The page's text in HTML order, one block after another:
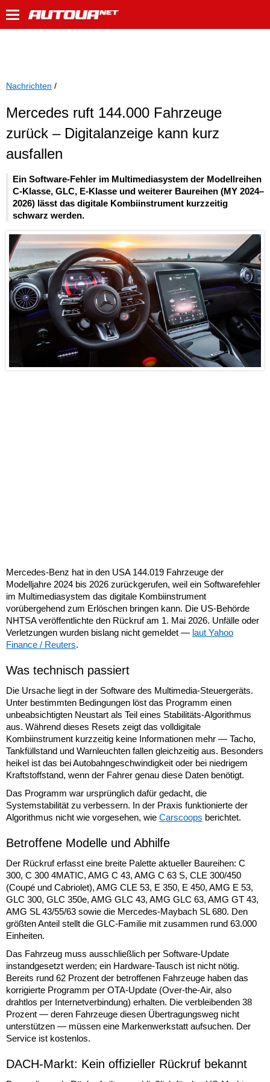
Nachrichten /
Mercedes ruft 144.000 Fahrzeuge
zurück – Digitalanzeige kann kurz
ausfallen
Ein Software-Fehler im Multimediasystem der Modellreihen
C-Klasse, GLC, E-Klasse und weiterer Baureihen (MY 2024–
2026) lässt das digitale Kombiinstrument kurzzeitig
schwarz werden.
Mercedes-Benz hat in den USA 144.019 Fahrzeuge der
Modelljahre 2024 bis 2026 zurückgerufen, weil ein Softwarefehler
im Multimediasystem das digitale Kombiinstrument
vorübergehend zum Erlöschen bringen kann. Die US-Behörde
NHTSA veröffentlichte den Rückruf am 1. Mai 2026. Unfälle oder
Verletzungen wurden bislang nicht gemeldet — laut Yahoo
Finance / Reuters.
Was technisch passiert
Die Ursache liegt in der Software des Multimedia-Steuergeräts.
Unter bestimmten Bedingungen löst das Programm einen
unbeabsichtigten Neustart als Teil eines Stabilitäts-Algorithmus
aus. Während dieses Resets zeigt das volldigitale
Kombiinstrument kurzzeitig keine Informationen mehr — Tacho,
Tankfüllstand und Warnleuchten fallen gleichzeitig aus. Besonders
heikel ist das bei Autobahngeschwindigkeit oder bei niedrigem
Kraftstoffstand, wenn der Fahrer genau diese Daten benötigt.
Das Programm war ursprünglich dafür gedacht, die
Systemstabilität zu verbessern. In der Praxis funktionierte der
Algorithmus nicht wie vorgesehen, wie Carscoops berichtet.
Betroffene Modelle und Abhilfe
Der Rückruf erfasst eine breite Palette aktueller Baureihen: C
300, C 300 4MATIC, AMG C 43, AMG C 63 S, CLE 300/450
(Coupé und Cabriolet), AMG CLE 53, E 350, E 450, AMG E 53,
GLC 300, GLC 350e, AMG GLC 43, AMG GLC 63, AMG GT 43,
AMG SL 43/55/63 sowie die Mercedes-Maybach SL 680. Den
größten Anteil stellt die GLC-Familie mit zusammen rund 63.000
Einheiten.
Das Fahrzeug muss ausschließlich per Software-Update
instandgesetzt werden; ein Hardware-Tausch ist nicht nötig.
Bereits rund 62 Prozent der betroffenen Fahrzeuge haben das
korrigierte Programm per OTA-Update (Over-the-Air, also
drahtlos per Internetverbindung) erhalten. Die verbleibenden 38
Prozent — deren Fahrzeuge diesen Übertragungsweg nicht
unterstützen — müssen eine Markenwerkstatt aufsuchen. Der
Service ist kostenlos.
DACH-Markt: Kein offizieller Rückruf bekannt